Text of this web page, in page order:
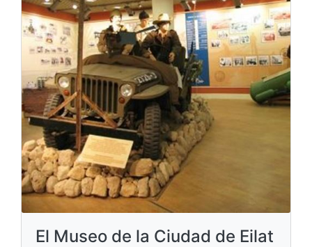
El Museo de la Ciudad de Eilat